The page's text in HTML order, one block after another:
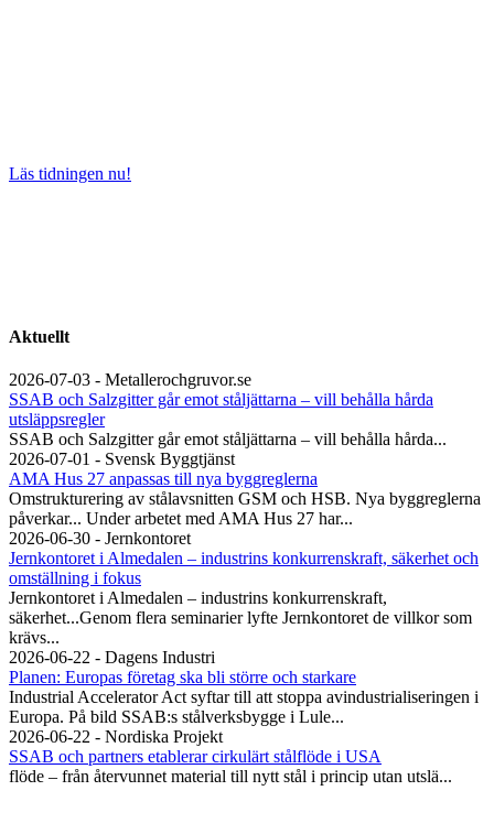
Läs tidningen nu!
Aktuellt
2026-07-03 - Metallerochgruvor.se
SSAB och Salzgitter går emot ståljättarna – vill behålla hårda
utsläppsregler
SSAB och Salzgitter går emot ståljättarna – vill behålla hårda...
2026-07-01 - Svensk Byggtjänst
AMA Hus 27 anpassas till nya byggreglerna
Omstrukturering av stålavsnitten GSM och HSB. Nya byggreglerna
påverkar... Under arbetet med AMA Hus 27 har...
2026-06-30 - Jernkontoret
Jernkontoret i Almedalen – industrins konkurrenskraft, säkerhet och
omställning i fokus
Jernkontoret i Almedalen – industrins konkurrenskraft,
säkerhet...Genom flera seminarier lyfte Jernkontoret de villkor som
krävs...
2026-06-22 - Dagens Industri
Planen: Europas företag ska bli större och starkare
Industrial Accelerator Act syftar till att stoppa avindustrialiseringen i
Europa. På bild SSAB:s stålverksbygge i Lule...
2026-06-22 - Nordiska Projekt
SSAB och partners etablerar cirkulärt stålflöde i USA
flöde – från återvunnet material till nytt stål i princip utan utslä...